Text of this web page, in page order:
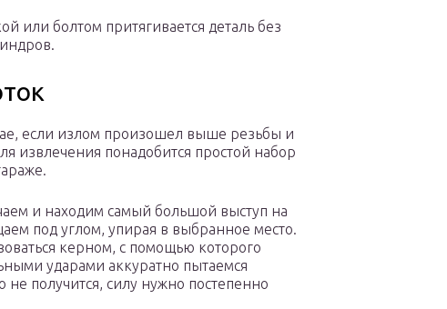
или болтом притягивается деталь без
если излом произошел выше резьбы и
извлечения понадобится простой набор
и находим самый большой выступ на
под углом, упирая в выбранное место.
керном, с помощью которого
ударами аккуратно пытаемся
не получится, силу нужно постепенно